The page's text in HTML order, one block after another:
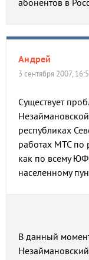
абонентов в
Андрей
3 сентября 2007,
Существует
республиках
работах МТС
как по всему
населенному
В данный